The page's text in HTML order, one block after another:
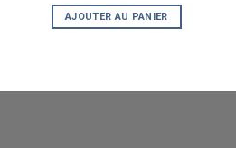
AJOUTER AU PANIER